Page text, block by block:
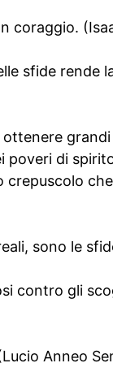
coraggio.
sfide rende
di
sono le
contro gli
Anneo